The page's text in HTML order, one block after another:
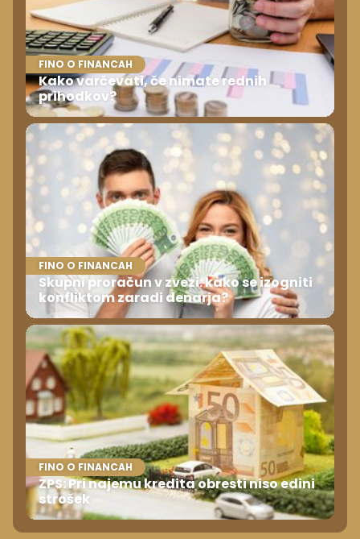
FINO O FINANCAH
Kako varčevati, če nimate rednih
prihodkov?
FINO O FINANCAH
Skupni proračun v zvezi: kako se izogniti
konfliktom zaradi denarja?
FINO O FINANCAH
ZPS: Pri najemu kredita obresti niso edini
strošek